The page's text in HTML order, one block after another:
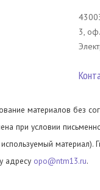
3,
материалов без
при условии
материал).
адресу opo@ntm13.ru.